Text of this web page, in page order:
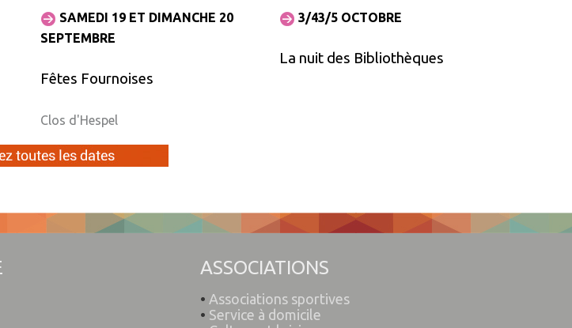
SAMEDI 19 ET DIMANCHE 20
SEPTEMBRE
Fêtes Fournoises
Clos d'Hespel
3/43/5 OCTOBRE
La nuit des Bibliothèques
ASSOCIATIONS
• Associations sportives
• Service à domicile